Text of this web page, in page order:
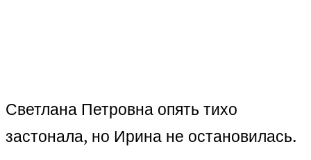
Светлана Петровна опять тихо
застонала, но Ирина не остановилась.